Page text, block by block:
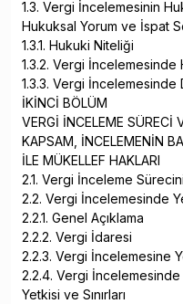
1.3. Vergi İncelemesinin
Hukuksal Yorum ve İspat
1.3.1. Hukuki Niteliği
1.3.2. Vergi
1.3.3. Vergi İncelemesinde
İKİNCİ BÖLÜM
VERGİ İNCELEME SÜRECİ
KAPSAM, İNCELEMENİN
İLE MÜKELLEF HAKLARI
2.1. Vergi İnceleme
2.2. Vergi İncelemesinde
2.2.1. Genel Açıklama
2.2.2. Vergi İdaresi
2.2.3. Vergi İncelemesine
2.2.4. Vergi
Yetkisi ve Sınırları